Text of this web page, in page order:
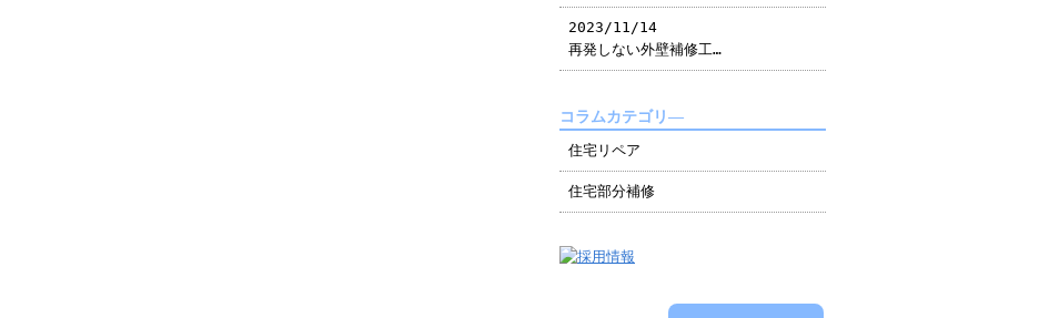
2023/11/14
再発しない外壁補修工…
コラムカテゴリ―
住宅リペア
住宅部分補修